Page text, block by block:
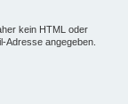
kein HTML oder
Adresse angegeben.